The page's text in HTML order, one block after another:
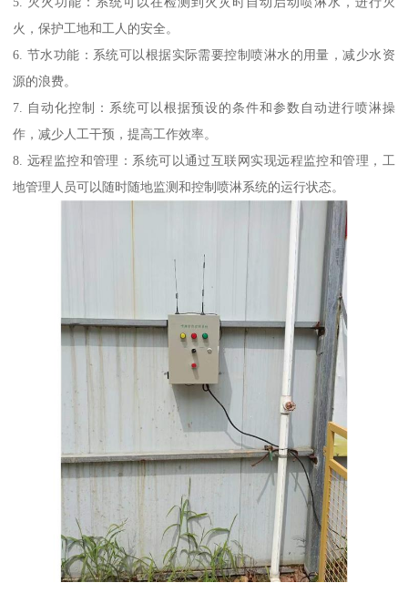
火，保护工地和工人的安全。
6. 节水功能：系统可以根据实际需要控制喷淋水的用量，减少水资
源的浪费。
7. 自动化控制：系统可以根据预设的条件和参数自动进行喷淋操
作，减少人工干预，提高工作效率。
8. 远程监控和管理：系统可以通过互联网实现远程监控和管理，工
地管理人员可以随时随地监测和控制喷淋系统的运行状态。